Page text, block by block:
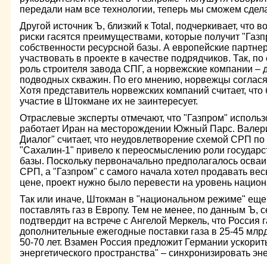
передали нам все технологии, теперь мы сможем
Другой источник Ъ, близкий к Total, подчеркивает, что
риски гасятся преимуществами, которые получит
собственности ресурсной базы. А европейские
участвовать в проекте в качестве подрядчиков. Так,
роль строителя завода СПГ, а норвежские компании –
подводных скважин. По его мнению, норвежцы
Хотя представитель норвежских компаний считает, что
участие в Штокмане их не заинтересует.
Отраслевые эксперты отмечают, что "Газпром"
работает Иран на месторождении Южный Парс.
Диалог" считает, что неудовлетворение схемой СРП
"Сахалин-1" привело к переосмыслению роли
базы. Поскольку первоначально предполагалось
СРП, а "Газпром" с самого начала хотел продавать
цене, проект нужно было перевести на уровень
Так или иначе, Штокман в "национальном режиме" еще
поставлять газ в Европу. Тем не менее, по данным Ъ,
подтвердит на встрече с Ангелой Меркель, что Россия
дополнительные ежегодные поставки газа в 25-45
50-70 лет. Взамен Россия предложит Германии
энергетического пространства" – синхронизировать